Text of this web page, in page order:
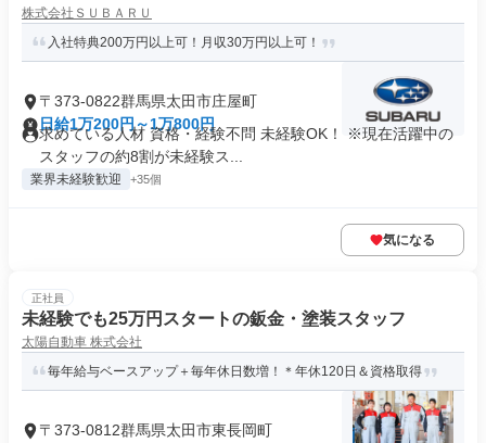
株式会社ＳＵＢＡＲＵ
入社特典200万円以上可！月収30万円以上可！
〒373-0822群馬県太田市庄屋町
日給1万200円～1万800円
求めている人材 資格・経験不問 未経験OK！ ※現在活躍中の
スタッフの約8割が未経験ス...
業界未経験歓迎 +35個
気になる
正社員
未経験でも25万円スタートの鈑金・塗装スタッフ
太陽自動車 株式会社
毎年給与ベースアップ＋毎年休日数増！＊年休120日＆資格取得
〒373-0812群馬県太田市東長岡町